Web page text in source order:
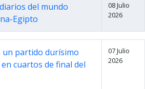
del mundo
Egipto
08 Julio
2026
partido durísimo
cuartos de final del
07 Julio
2026